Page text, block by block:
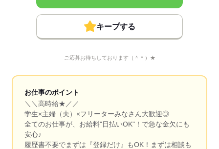
キープする
ご応募お待ちしております（＾＾）★
お仕事のポイント
＼＼高時給★／／
学生×主婦（夫）×フリーターみなさん大歓迎◎
全てのお仕事が、お給料"日払いOK"！で急な金欠にも
安心♪
履歴書不要でまずは『登録だけ』もOK！まずは相談も